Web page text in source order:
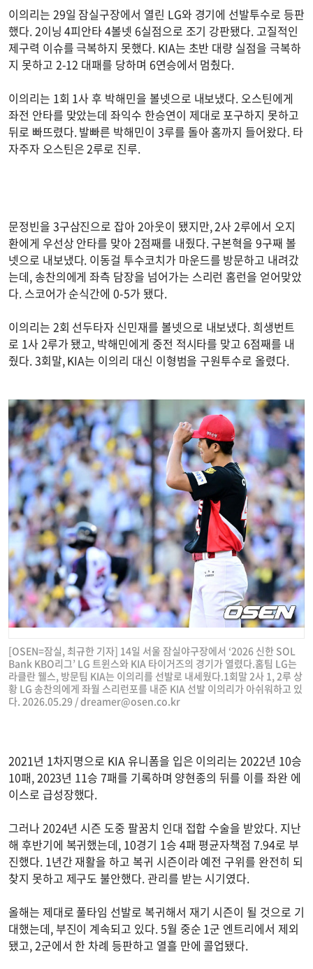
이의리는 29일 잠실구장에서 열린 LG와 경기에 선발투수로 등판
했다. 2이닝 4피안타 4볼넷 6실점으로 조기 강판됐다. 고질적인
제구력 이슈를 극복하지 못했다. KIA는 초반 대량 실점을 극복하
지 못하고 2-12 대패를 당하며 6연승에서 멈췄다.
이의리는 1회 1사 후 박해민을 볼넷으로 내보냈다. 오스틴에게
좌전 안타를 맞았는데 좌익수 한승연이 제대로 포구하지 못하고
뒤로 빠뜨렸다. 발빠른 박해민이 3루를 돌아 홈까지 들어왔다. 타
자주자 오스틴은 2루로 진루.
문정빈을 3구삼진으로 잡아 2아웃이 됐지만, 2사 2루에서 오지
환에게 우선상 안타를 맞아 2점째를 내줬다. 구본혁을 9구째 볼
넷으로 내보냈다. 이동걸 투수코치가 마운드를 방문하고 내려갔
는데, 송찬의에게 좌측 담장을 넘어가는 스리런 홈런을 얻어맞았
다. 스코어가 순식간에 0-5가 됐다.
이의리는 2회 선두타자 신민재를 볼넷으로 내보냈다. 희생번트
로 1사 2루가 됐고, 박해민에게 중전 적시타를 맞고 6점째를 내
줬다. 3회말, KIA는 이의리 대신 이형범을 구원투수로 올렸다.
[OSEN=잠실, 최규한 기자] 14일 서울 잠실야구장에서 ‘2026 신한 SOL
Bank KBO리그’ LG 트윈스와 KIA 타이거즈의 경기가 열렸다.홈팀 LG는
라클란 웰스, 방문팀 KIA는 이의리를 선발로 내세웠다.1회말 2사 1, 2루 상
황 LG 송찬의에게 좌월 스리런포를 내준 KIA 선발 이의리가 아쉬워하고 있
다. 2026.05.29 /dreamer@osen.co.kr
2021년 1차지명으로 KIA 유니폼을 입은 이의리는 2022년 10승
10패, 2023년 11승 7패를 기록하며 양현종의 뒤를 이를 좌완 에
이스로 급성장했다.
그러나 2024년 시즌 도중 팔꿈치 인대 접합 수술을 받았다. 지난
해 후반기에 복귀했는데, 10경기 1승 4패 평균자책점 7.94로 부
진했다. 1년간 재활을 하고 복귀 시즌이라 예전 구위를 완전히 되
찾지 못하고 제구도 불안했다. 관리를 받는 시기였다.
올해는 제대로 풀타임 선발로 복귀해서 재기 시즌이 될 것으로 기
대했는데, 부진이 계속되고 있다. 5월 중순 1군 엔트리에서 제외
됐고, 2군에서 한 차례 등판하고 열흘 만에 콜업됐다.